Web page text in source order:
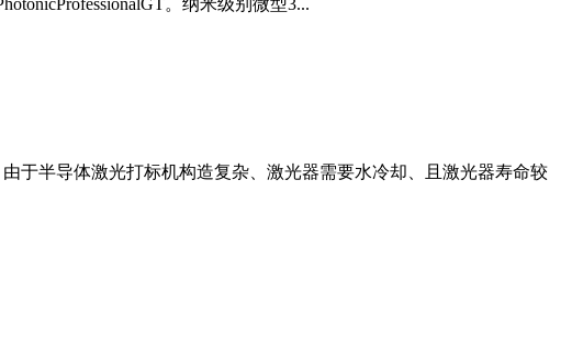
。纳米级别微型3...
于半导体激光打标机构造复杂、激光器需要水冷却、且激光器寿命较